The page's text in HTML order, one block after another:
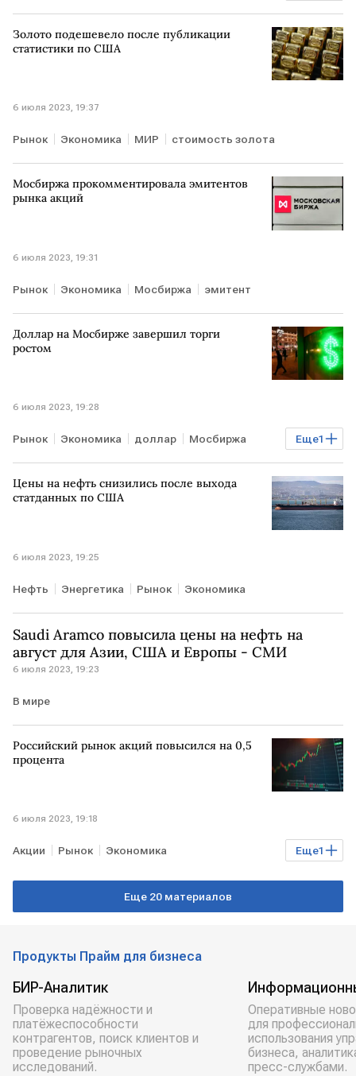
САУДОВСКАЯ АРАВИЯ
Золото подешевело после публикации
статистики по США
6 июля 2023, 19:37
Рынок Экономика МИР стоимость золота
Мосбиржа прокомментировала эмитентов
рынка акций
6 июля 2023, 19:31
Рынок Экономика Мосбиржа эмитент
Доллар на Мосбирже завершил торги
ростом
6 июля 2023, 19:28
Еще1
Рынок Экономика доллар Мосбиржа
Курсы валют
Цены на нефть снизились после выхода
статданных по США
6 июля 2023, 19:25
Нефть Энергетика Рынок Экономика
Saudi Aramco повысила цены на нефть на
август для Азии, США и Европы - СМИ
6 июля 2023, 19:23
В мире
Российский рынок акций повысился на 0,5
процента
6 июля 2023, 19:18
Еще1
Акции Рынок Экономика
российский рынок акций
Еще 20 материалов
Продукты Прайм для бизнеса
БИР-Аналитик
Проверка надёжности и
платёжеспособности
контрагентов, поиск клиентов и
проведение рыночных
исследований.
Оперативные
для
использования
бизнеса,
пресс-службами.